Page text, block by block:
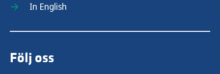
In English
Följ oss